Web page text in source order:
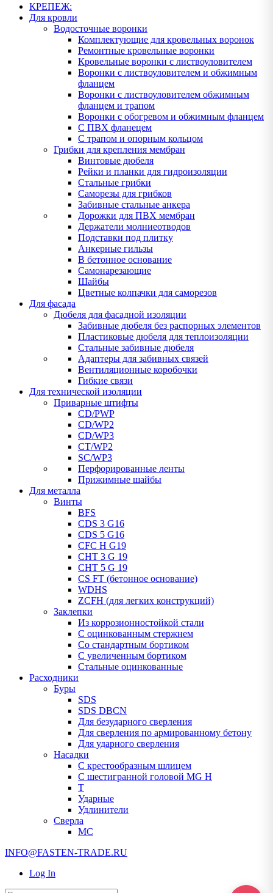
КРЕПЕЖ:
Для кровли
Водосточные воронки
Комплектующие для кровельных воронок
Ремонтные кровельные воронки
Кровельные воронки с листвоуловителем
Воронки с листвоуловителем и обжимным
фланцем
Воронки с листвоуловителем обжимным
фланцем и трапом
Воронки с обогревом и обжимным фланцем
С ПВХ фланецем
С трапом и опорным кольцом
Грибки для крепления мембран
Винтовые дюбеля
Рейки и планки для гидроизоляции
Стальные грибки
Саморезы для грибков
Забивные стальные анкера
Дорожки для ПВХ мембран
Держатели молниеотводов
Подставки под плитку
Анкерные гильзы
В бетонное основание
Самонарезающие
Шайбы
Цветные колпачки для саморезов
Для фасада
Дюбеля для фасадной изоляции
Забивные дюбеля без распорных элементов
Пластиковые дюбеля для теплоизоляции
Стальные забивные дюбеля
Адаптеры для забивных связей
Вентиляционные коробочки
Гибкие связи
Для технической изоляции
Приварные штифты
CD/PWP
CD/WP2
CD/WP3
CT/WP2
SC/WP3
Перфорированные ленты
Прижимные шайбы
Для металла
Винты
BFS
CDS 3 G16
CDS 5 G16
CFC H G19
CHT 3 G 19
CHT 5 G 19
CS FT (бетонное основание)
WDHS
ZCFH (для легких конструкций)
Заклепки
Из коррозионностойкой стали
С оцинкованным стержнем
Со стандартным бортиком
С увеличенным бортиком
Стальные оцинкованные
Расходники
Буры
SDS
SDS DBCN
Для безударного сверления
Для сверления по армированному бетону
Для ударного сверления
Насадки
С крестообразным шлицем
С шестигранной головой MG H
T
Ударные
Удлинители
Сверла
МС
INFO@FASTEN-TRADE.RU
Log In